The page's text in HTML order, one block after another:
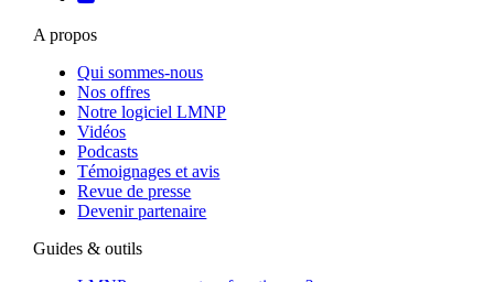
A propos
Qui sommes-nous
Nos offres
Notre logiciel LMNP
Vidéos
Podcasts
Témoignages et avis
Revue de presse
Devenir partenaire
Guides & outils